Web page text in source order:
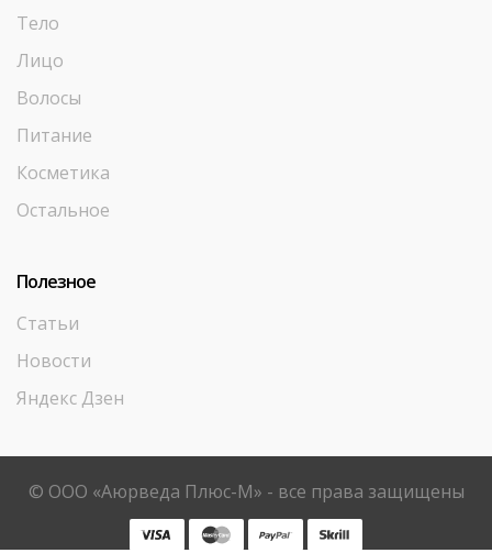
Тело
Лицо
Волосы
Питание
Косметика
Остальное
Полезное
Статьи
Новости
Яндекс Дзен
© ООО «Аюрведа Плюс-М» - все права защищены